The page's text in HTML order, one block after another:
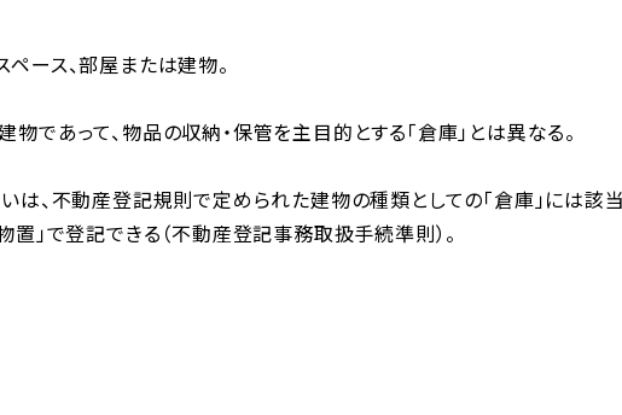
ース、部屋または建物。
であって、物品の収納・保管を主目的とする「倉庫」とは異なる。
は、不動産登記規則で定められた建物の種類としての「倉庫」には該
置」で登記できる（不動産登記事務取扱手続準則）。